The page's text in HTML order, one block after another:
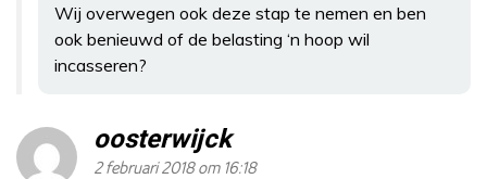
Wij overwegen ook deze stap te nemen en ben
ook benieuwd of de belasting ‘n hoop wil
incasseren?
oosterwijck
2 februari 2018 om 16:18